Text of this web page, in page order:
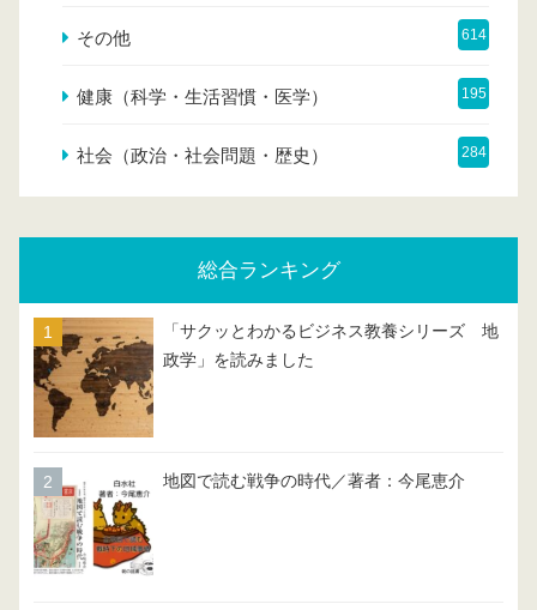
その他 614
健康（科学・生活習慣・医学） 195
社会（政治・社会問題・歴史） 284
総合ランキング
「サクッとわかるビジネス教養シリーズ 地
政学」を読みました
地図で読む戦争の時代／著者：今尾恵介